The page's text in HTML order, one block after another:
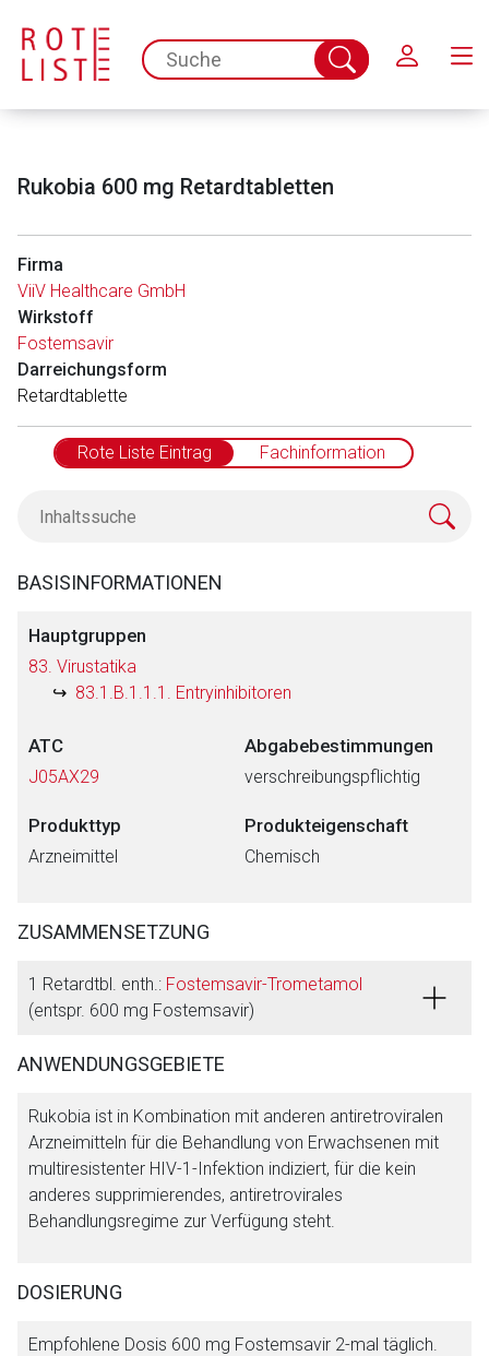
spc.search.input.placeholder
Suche
abschicken
Rukobia 600 mg Retardtabletten
Firma
ViiV Healthcare GmbH
Wirkstoff
Fostemsavir
Darreichungsform
Retardtablette
Rote Liste Eintrag Fachinformation
BASISINFORMATIONEN
Hauptgruppen
83. Virustatika
83.1.B.1.1.1. Entryinhibitoren
ATC
J05AX29
Abgabebestimmungen
verschreibungspflichtig
Produkttyp
Arzneimittel
Produkteigenschaft
Chemisch
ZUSAMMENSETZUNG
1 Retardtbl. enth.: Fostemsavir-Trometamol
(entspr. 600 mg Fostemsavir)
ANWENDUNGSGEBIETE
Rukobia ist in Kombination mit anderen antiretroviralen
Arzneimitteln für die Behandlung von Erwachsenen mit
multiresistenter HIV-1-Infektion indiziert, für die kein
anderes supprimierendes, antiretrovirales
Behandlungsregime zur Verfügung steht.
DOSIERUNG
Empfohlene Dosis 600 mg Fostemsavir 2-mal täglich.
Aufruf einer externen Seite
Der von Ihnen aufgerufene Link öffnet eine externe Web-
Seite. Für die Inhalte der externen Web-Seite ist deren
Betreiber verantwortlich. Ebenso gelten dort ggf. andere